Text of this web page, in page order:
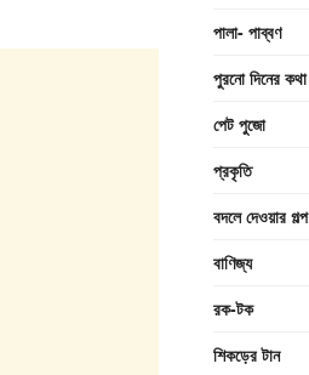
পালা- পাব্বণ
পুরনো দিনের কথা
পেট পুজো
প্রকৃতি
বদলে দেওয়ার গল্প
বাণিজ্য
রক-টক
শিকড়ের টান